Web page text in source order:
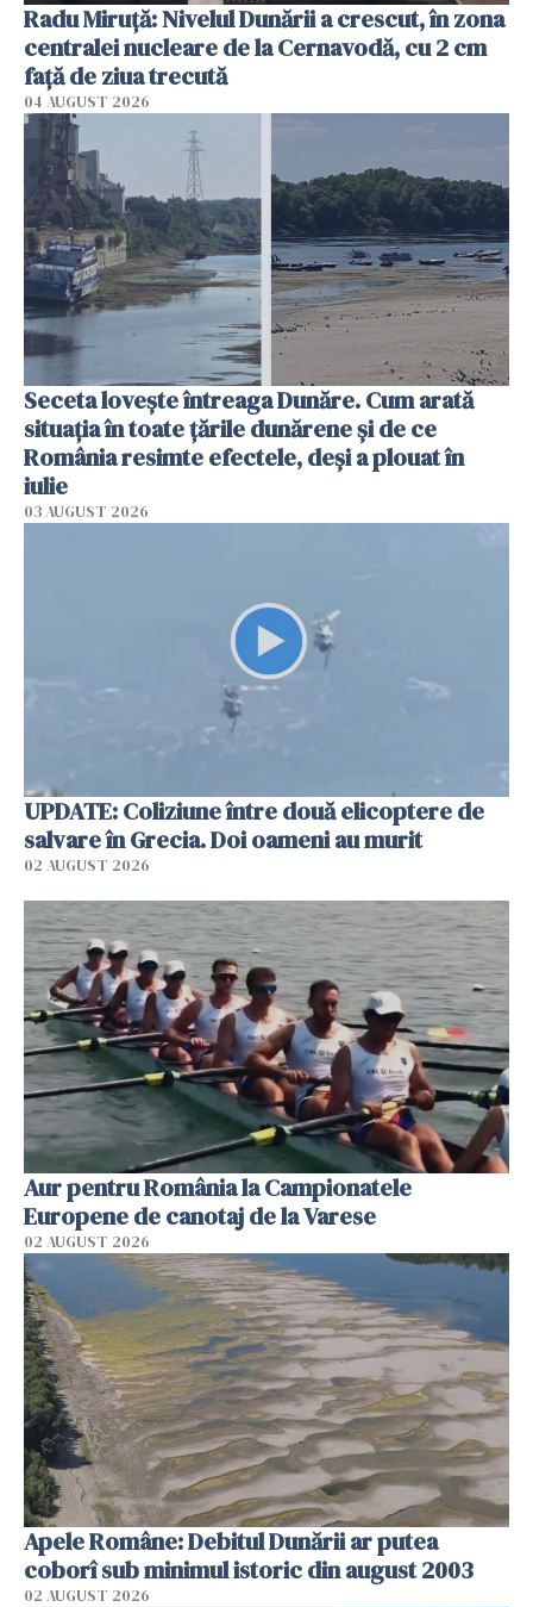
Radu Miruţă: Nivelul Dunării a crescut, în zona
centralei nucleare de la Cernavodă, cu 2 cm
faţă de ziua trecută
04 AUGUST 2026
Seceta lovește întreaga Dunăre. Cum arată
situația în toate țările dunărene și de ce
România resimte efectele, deși a plouat în
iulie
03 AUGUST 2026
UPDATE: Coliziune între două elicoptere de
salvare în Grecia. Doi oameni au murit
02 AUGUST 2026
Aur pentru România la Campionatele
Europene de canotaj de la Varese
02 AUGUST 2026
Apele Române: Debitul Dunării ar putea
coborî sub minimul istoric din august 2003
02 AUGUST 2026